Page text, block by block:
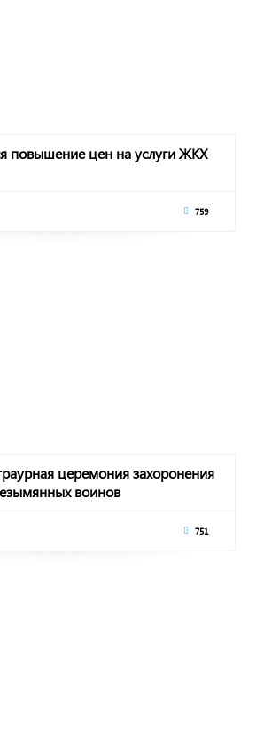
повышение цен на услуги ЖКХ
759
церемония захоронения
воинов
751